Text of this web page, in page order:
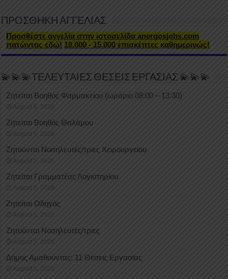
ΠΡΟΣΘΗΚΗ ΑΓΓΕΛΙΑΣ
Προσθέστε αγγελία στην ιστοσελίδα anergosjobs.com
πατώντας εδώ! 10.000 - 15.000 επισκέπτες καθημερινώς!
💫💫💫ΤΕΛΕΥΤΑΙΕΣ ΘΕΣΕΙΣ ΕΡΓΑΣΙΑΣ 💫💫💫
Ζητείται Βοηθός Φαρμακείου (ωράριο 08:00 – 13:30)
August 5, 2026
Ζητείται Βοηθός Θαλάμου
August 5, 2026
Ζητούνται Νοσηλευτές/τριες Χειρουργείου
August 5, 2026
Ζητείται Γραμματέας Λογιστηρίου
August 5, 2026
Ζητείται Οδηγός
August 5, 2026
Ζητούνται Νοσηλευτές/τριες
August 5, 2026
Δήμος Αμαθούντας: 11 Θέσεις Εργασίας
August 5, 2026